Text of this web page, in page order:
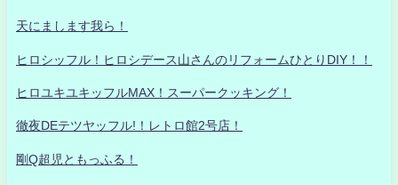
天にまします我ら！
ヒロシッフル！ヒロシデース山さんのリフォームひとりDIY！！
ヒロユキユキッフルMAX！スーパークッキング！
徹夜DEテツヤッフル!！レトロ館2号店！
剛Q超児ともっふる！